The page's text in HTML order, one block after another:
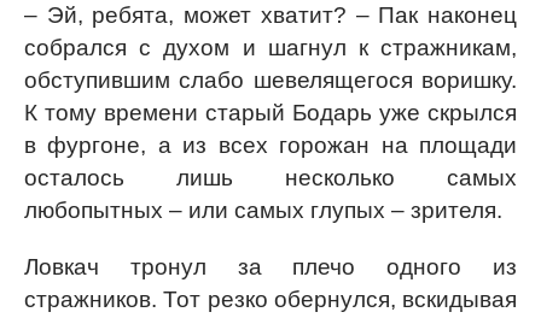
– Эй, ребята, может хватит? – Пак наконец
собрался с духом и шагнул к стражникам,
обступившим слабо шевелящегося воришку.
К тому времени старый Бодарь уже скрылся
в фургоне, а из всех горожан на площади
осталось лишь несколько самых
любопытных – или самых глупых – зрителя.
Ловкач тронул за плечо одного из
стражников. Тот резко обернулся, вскидывая